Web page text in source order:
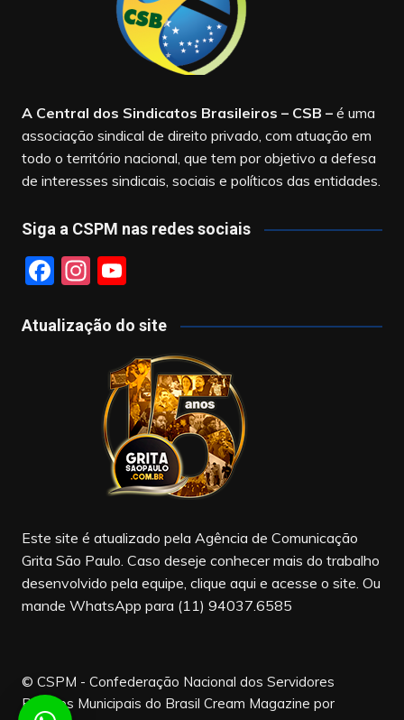
A Central dos Sindicatos Brasileiros – CSB –é uma
associação sindical de direito privado, com atuação em
todo o território nacional, que tem por objetivo a defesa
de interesses sindicais, sociais e políticos das entidades.
Siga a CSPM nas redes sociais
F
c
In
a
m
Y
u
T
u
b
e
Atualização do site
Este site é atualizado pela Agência de Comunicação
Grita São Paulo. Caso deseje conhecer mais do trabalho
desenvolvido pela equipe, clique aqui e acesse o site. Ou
mande WhatsApp para (11) 94037.6585
© CSPM - Confederação Nacional dos Servidores
Públicos Municipais do Brasil Cream Magazine por